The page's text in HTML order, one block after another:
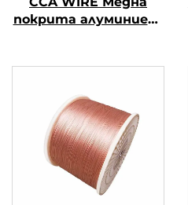
покрита алуминиева